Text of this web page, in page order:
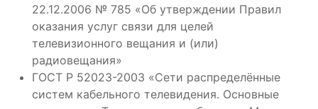
22.12.2006 № 785 «Об утверждении Правил
оказания услуг связи для целей
телевизионного вещания и (или)
радиовещания»
ГОСТ Р 52023-2003 «Сети распределённые
систем кабельного телевидения. Основные